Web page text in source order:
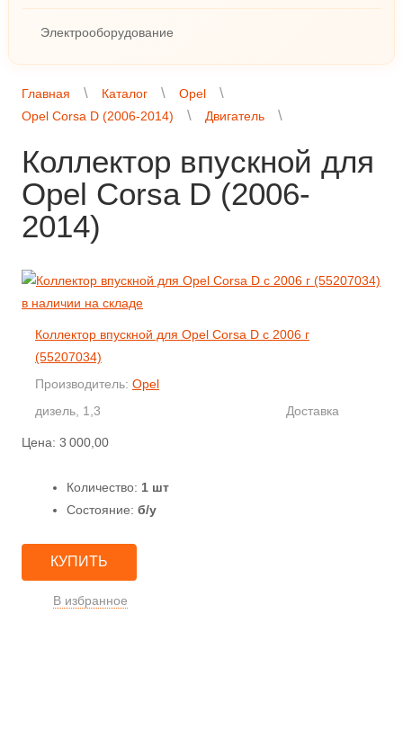
Электрооборудование
Главная Каталог
Opel
Opel Corsa D (2006-2014)
Двигатель
Коллектор впускной для
Opel Corsa D (2006-
2014)
Коллектор впускной для Opel Corsa D с 2006 г
(55207034)
Производитель: Opel
дизель, 1,3
Доставка
Цена: 3 000,00
Количество: 1 шт
Состояние: б/у
КУПИТЬ
В избранное